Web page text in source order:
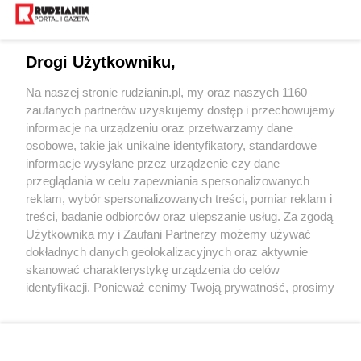
Wydawca mediów lokalnych
Nie zapomnij
zapoznać się z:
polityką prywatności regulamin korzystania z portali
Twojemiasto
Piekary Śląskie
Chorzów
Tarnowskie Góry
Skontaktuj sięz nami
Kontakt
Wydawca
Redakcja
Drogi Użytkowniku,
Na naszej stronie rudzianin.pl, my oraz naszych 1160
zaufanych partnerów uzyskujemy dostęp i przechowujemy
informacje na urządzeniu oraz przetwarzamy dane
osobowe, takie jak unikalne identyfikatory, standardowe
informacje wysyłane przez urządzenie czy dane
przeglądania w celu zapewniania spersonalizowanych
reklam, wybór spersonalizowanych treści, pomiar reklam i
treści, badanie odbiorców oraz ulepszanie usług. Za zgodą
Użytkownika my i Zaufani Partnerzy możemy używać
dokładnych danych geolokalizacyjnych oraz aktywnie
skanować charakterystykę urządzenia do celów
identyfikacji. Ponieważ cenimy Twoją prywatność, prosimy
prywatności znajdujący się w lewym dolnym rogu strony